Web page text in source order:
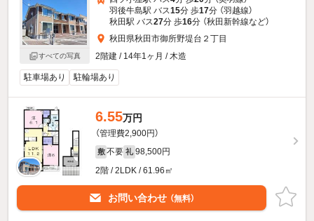
すべての写真
羽後牛島駅 バス15分 歩17分 （羽越線）
秋田駅 バス27分 歩16分 （秋田新幹線など）
秋田県秋田市御所野堤台２丁目
2階建 / 14年1ヶ月 / 木造
駐車場あり 駐輪場あり
6.55万円
（管理費2,900円）
敷 不要 礼 98,500円
2階 / 2LDK / 61.96㎡
お問い合わせ （無料）